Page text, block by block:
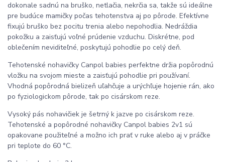
dokonale sadnú na bruško, netlačia, nekrčia sa, takže sú ideálne
pre budúce mamičky počas tehotenstva aj po pôrode. Efektívne
fixujú bruško bez pocitu trenia alebo nepohodlia. Nedráždia
pokožku a zaisťujú voľné prúdenie vzduchu. Diskrétne, pod
oblečením neviditeľné, poskytujú pohodlie po celý deň.
Tehotenské nohavičky Canpol babies perfektne držia popôrodnú
vložku na svojom mieste a zaisťujú pohodlie pri používaní.
Vhodná popôrodná bielizeň uľahčuje a urýchľuje hojenie rán, ako
po fyziologickom pôrode, tak po cisárskom reze.
Vysoký pás nohavičiek je šetrný k jazve po cisárskom reze.
Tehotenské a popôrodné nohavičky Canpol babies 2v1 sú
opakovane použiteľné a možno ich prať v ruke alebo aj v práčke
pri teplote do 60 °C.